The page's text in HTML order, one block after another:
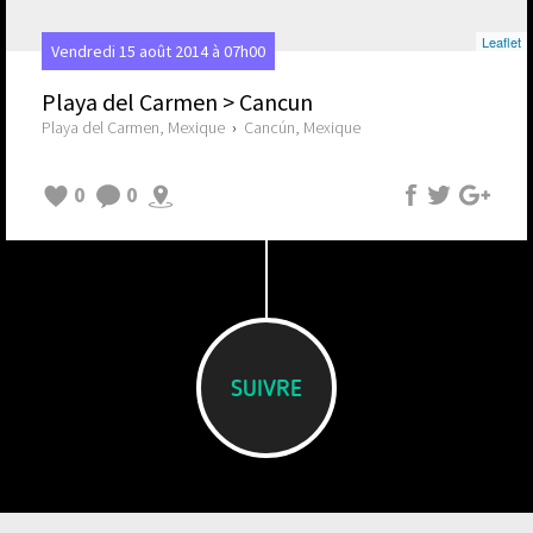
Leaflet
Vendredi 15 août 2014 à 07h00
Playa del Carmen > Cancun
Playa del Carmen, Mexique › Cancún, Mexique
0 0
SUIVRE